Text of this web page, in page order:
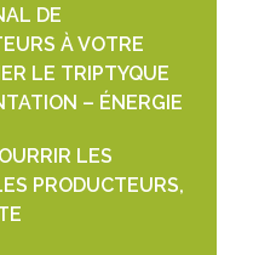
DE
À VOTRE
LE TRIPTYQUE
– ÉNERGIE
LES
PRODUCTEURS,